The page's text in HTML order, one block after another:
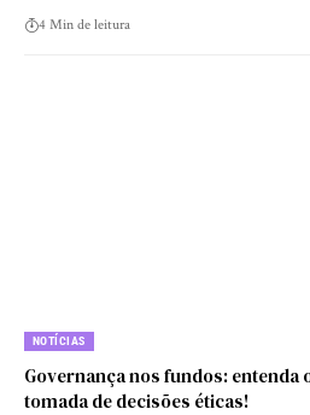
4 Min de leitura
NOTÍCIAS
Governança nos fundos: entenda
tomada de decisões éticas!